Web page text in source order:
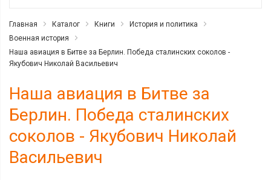
Главная Каталог Книги
История и политика
Военная история
Наша авиация в Битве за Берлин. Победа сталинских соколов -
Якубович Николай Васильевич
Наша авиация в Битве за
Берлин. Победа сталинских
соколов - Якубович Николай
Васильевич